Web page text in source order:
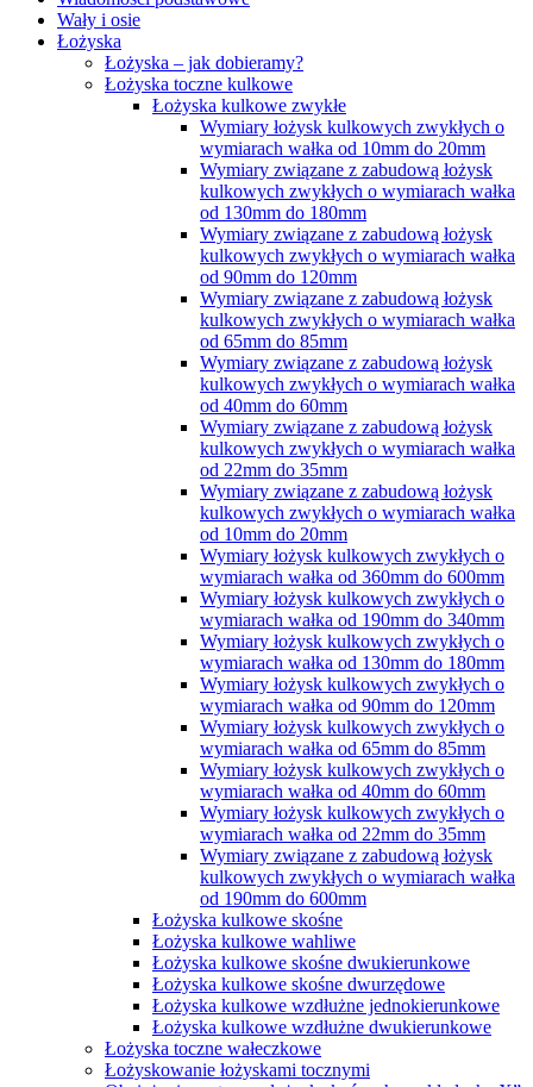
Wały i osie
Łożyska
Łożyska – jak dobieramy?
Łożyska toczne kulkowe
Łożyska kulkowe zwykłe
Wymiary łożysk kulkowych zwykłych o
wymiarach wałka od 10mm do 20mm
Wymiary związane z zabudową łożysk
kulkowych zwykłych o wymiarach wałka
od 130mm do 180mm
Wymiary związane z zabudową łożysk
kulkowych zwykłych o wymiarach wałka
od 90mm do 120mm
Wymiary związane z zabudową łożysk
kulkowych zwykłych o wymiarach wałka
od 65mm do 85mm
Wymiary związane z zabudową łożysk
kulkowych zwykłych o wymiarach wałka
od 40mm do 60mm
Wymiary związane z zabudową łożysk
kulkowych zwykłych o wymiarach wałka
od 22mm do 35mm
Wymiary związane z zabudową łożysk
kulkowych zwykłych o wymiarach wałka
od 10mm do 20mm
Wymiary łożysk kulkowych zwykłych o
wymiarach wałka od 360mm do 600mm
Wymiary łożysk kulkowych zwykłych o
wymiarach wałka od 190mm do 340mm
Wymiary łożysk kulkowych zwykłych o
wymiarach wałka od 130mm do 180mm
Wymiary łożysk kulkowych zwykłych o
wymiarach wałka od 90mm do 120mm
Wymiary łożysk kulkowych zwykłych o
wymiarach wałka od 65mm do 85mm
Wymiary łożysk kulkowych zwykłych o
wymiarach wałka od 40mm do 60mm
Wymiary łożysk kulkowych zwykłych o
wymiarach wałka od 22mm do 35mm
Wymiary związane z zabudową łożysk
kulkowych zwykłych o wymiarach wałka
od 190mm do 600mm
Łożyska kulkowe skośne
Łożyska kulkowe wahliwe
Łożyska kulkowe skośne dwukierunkowe
Łożyska kulkowe skośne dwurzędowe
Łożyska kulkowe wzdłużne jednokierunkowe
Łożyska kulkowe wzdłużne dwukierunkowe
Łożyska toczne wałeczkowe
Łożyskowanie łożyskami tocznymi